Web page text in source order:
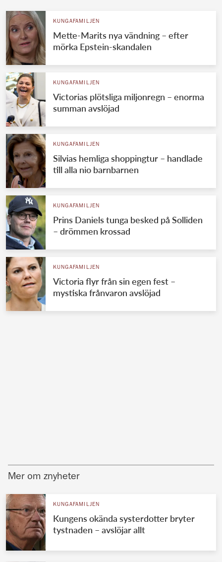
KUNGAFAMILJEN
Mette-Marits nya vändning – efter
mörka Epstein-skandalen
KUNGAFAMILJEN
Victorias plötsliga miljonregn – enorma
summan avslöjad
KUNGAFAMILJEN
Silvias hemliga shoppingtur – handlade
till alla nio barnbarnen
KUNGAFAMILJEN
Prins Daniels tunga besked på Solliden
– drömmen krossad
KUNGAFAMILJEN
Victoria flyr från sin egen fest –
mystiska frånvaron avslöjad
Mer om znyheter
KUNGAFAMILJEN
Kungens okända systerdotter bryter
tystnaden – avslöjar allt